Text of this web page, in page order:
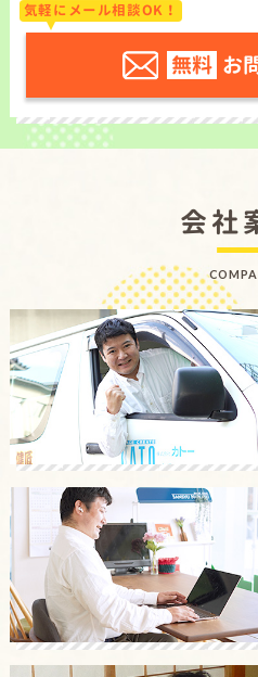
気軽にメール相談OK！
無料 お
会社